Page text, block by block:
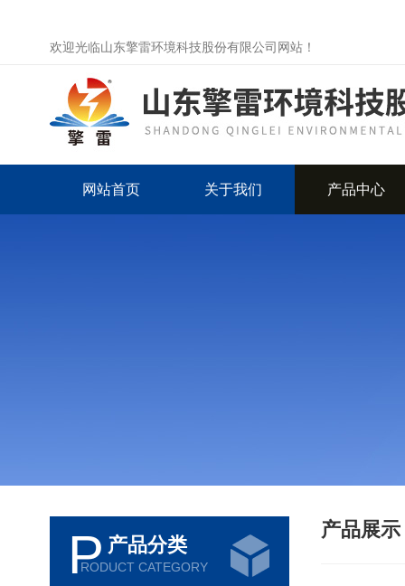
欢迎光临山东擎雷环境科技股份有限公司网站！
网站首页 关于我们 产品中心
P 产品分类
RODUCT CATEGORY
产品展示